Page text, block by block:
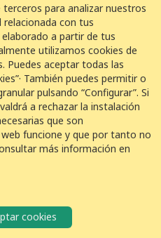
Zurbrigg Baldi
para analizar nuestros
con tus
a partir de tus
utilizamos cookies de
Puedes aceptar todas las
También puedes permitir o
pulsando “Configurar”. Si
a rechazar la instalación
que son
funcione y que por tanto no
más información en
cookies